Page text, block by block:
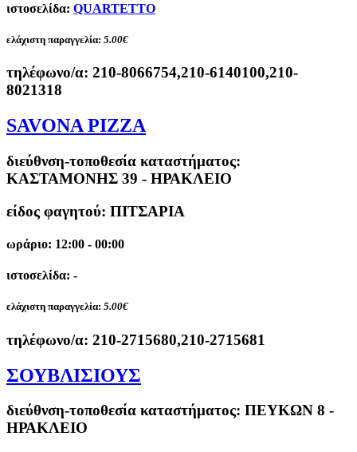
ιστοσελίδα: QUARTETTO
ελάχιστη παραγγελία: 5.00€
τηλέφωνο/α: 210-8066754,210-6140100,210-
8021318
SAVONA PIZZA
διεύθνση-τοποθεσία καταστήματος:
ΚΑΣΤΑΜΟΝΗΣ 39 - ΗΡΑΚΛΕΙΟ
είδος φαγητού: ΠΙΤΣΑΡΙΑ
ωράριο: 12:00 - 00:00
ιστοσελίδα: -
ελάχιστη παραγγελία: 5.00€
τηλέφωνο/α: 210-2715680,210-2715681
ΣΟΥΒΛΙΣΙΟΥΣ
διεύθνση-τοποθεσία καταστήματος: ΠΕΥΚΩΝ 8 -
ΗΡΑΚΛΕΙΟ